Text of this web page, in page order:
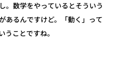
。数学をやっているとそういう
あるんですけど。「動く」って
うことですね。